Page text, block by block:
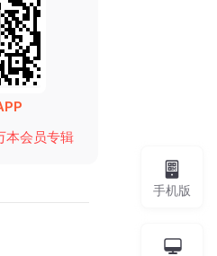
本会员专辑
手机版